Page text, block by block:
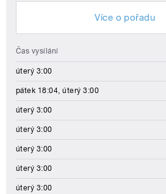
Více o pořadu
Čas vysílání
úterý 3:00
pátek 18:04, úterý 3:00
úterý 3:00
úterý 3:00
úterý 3:00
úterý 3:00
úterý 3:00